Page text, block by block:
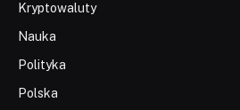
Kryptowaluty
Nauka
Polityka
Polska